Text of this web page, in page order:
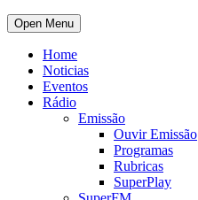
Open Menu
Home
Noticias
Eventos
Rádio
Emissão
Ouvir Emissão
Programas
Rubricas
SuperPlay